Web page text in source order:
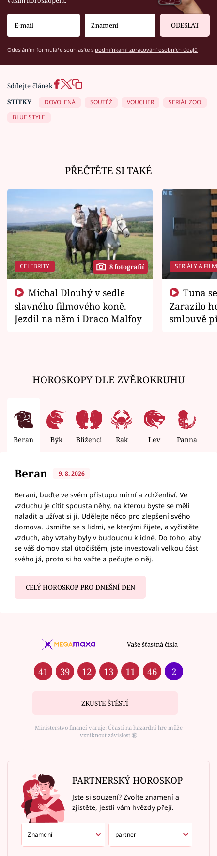
ODESLAT
Odesláním formuláře souhlasíte s podmínkami zpracování osobních údajů
Sdílejte článek
ŠTÍTKY
DOVOLENÁ SOUTĚŽ VOUCHER
SERIÁL ZOO
BLUE STYLE
PŘEČTĚTE SI TAKÉ
CELEBRITY 8 fotografií
slavného filmového koně.
Jezdil na něm i Draco Malfoy
SERIÁLY A
Zarazilo
smlouvě
HOROSKOPY DLE ZVĚROKRUHU
Beran Býk Blíženci Rak Lev Panna
Beran 9. 8. 2026
Berani, buďte ve svém přístupu mírní a zdrženliví. Ve
vzduchu je cítit spousta něhy, na kterou byste se měli
naladit a užívat si ji. Udělejte něco pro zlepšení svého
domova. Usmiřte se s lidmi, se kterými žijete, a vyčistěte
vzduch, aby vztahy byly v budoucnu klidné. Do toho, aby
se váš domov stal útočištěm, jste investovali velkou část
svého já, proto si ho važte a pečujte o něj.
CELÝ HOROSKOP PRO DNEŠNÍ DEN
Vaše šťastná čísla
41 39 12 13 11 46 2
ZKUSTE ŠTĚSTÍ
Ministerstvo financí varuje: Účastí na hazardní hře může
vzniknout závislost ⑱
PARTNERSKÝ HOROSKOP
Jste si souzení? Zvolte znamení a
zjistěte, jestli vám hvězdy přejí.